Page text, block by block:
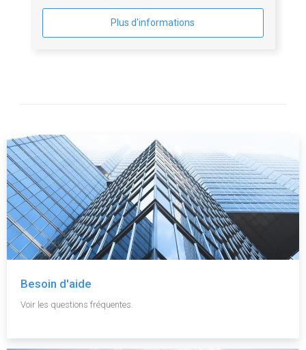
Plus d'informations
Besoin d'aide
Voir les questions fréquentes.